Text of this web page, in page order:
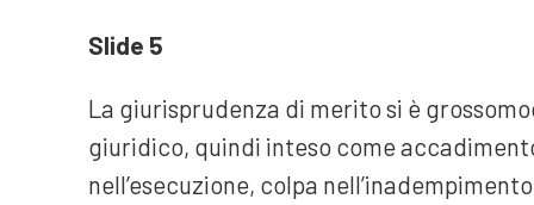
Slide 5
La giurisprudenza di merito si è
giuridico, quindi inteso come
nell’esecuzione, colpa